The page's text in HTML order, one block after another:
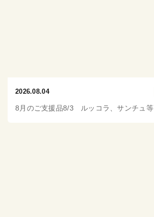
2026.08.04
8月のご支援品8/3 ルッコラ、サンチュ等